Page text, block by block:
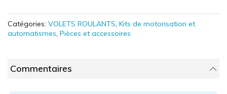
Catégories: VOLETS ROULANTS, Kits de motorisation et
automatismes, Pièces et accessoires
Commentaires